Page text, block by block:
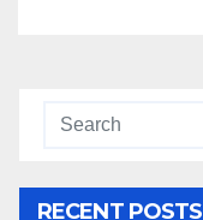
RECENT POSTS